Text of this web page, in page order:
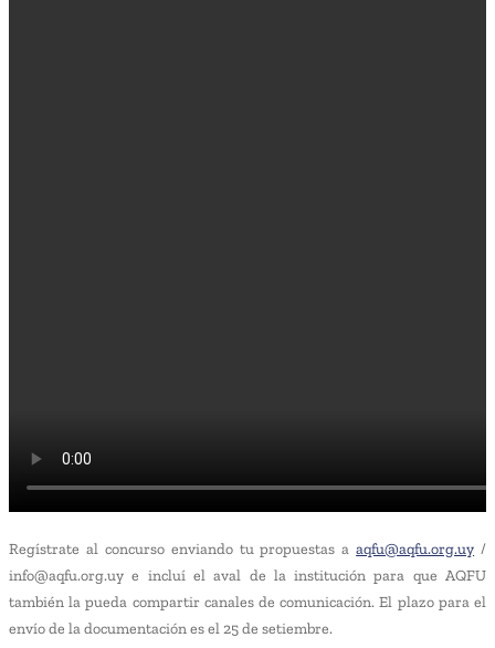
Regístrate al concurso enviando tu propuestas aaqfu@aqfu.org.uy /
info@aqfu.org.uy e incluí el aval de la institución para que AQFU
también la pueda compartir canales de comunicación. El plazo para el
envío de la documentación es el 25 de setiembre.